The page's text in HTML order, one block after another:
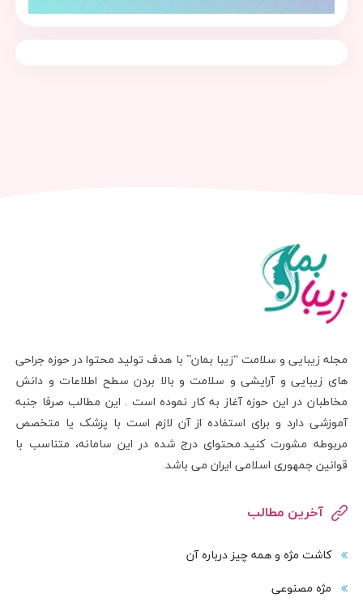
مجله زیبایی و سلامت “زیبا بمان” با هدف تولید محتوا در حوزه جراحی
های زیبایی و آرایشی و سلامت و بالا بردن سطح اطلاعات و دانش
مخاطبان در این حوزه آغاز به کار نموده است . این مطالب صرفا جنبه
آموزشی دارد و برای استفاده از آن لازم است با پزشک یا متخصص
مربوطه مشورت کنید.محتوای درج شده در این سامانه، متناسب با
قوانین جمهوری اسلامی ایران می باشد.
آخرین مطالب
کاشت مژه و همه چیز درباره آن
مژه مصنوعی